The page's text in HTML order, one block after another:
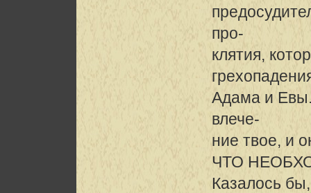
про-
клятия,
Адама и
влече-
ние твое, и
ЧТО
Казалось